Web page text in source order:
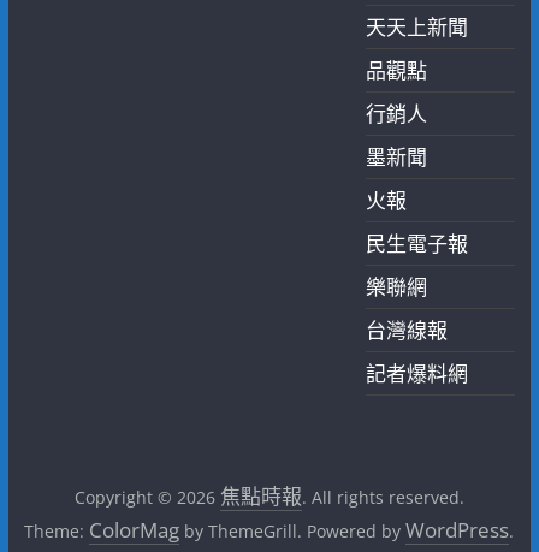
天天上新聞
品觀點
行銷人
墨新聞
火報
民生電子報
樂聯網
台灣線報
記者爆料網
Copyright © 2026 焦點時報. All rights reserved.
Theme: ColorMag by ThemeGrill. Powered byWordPress.